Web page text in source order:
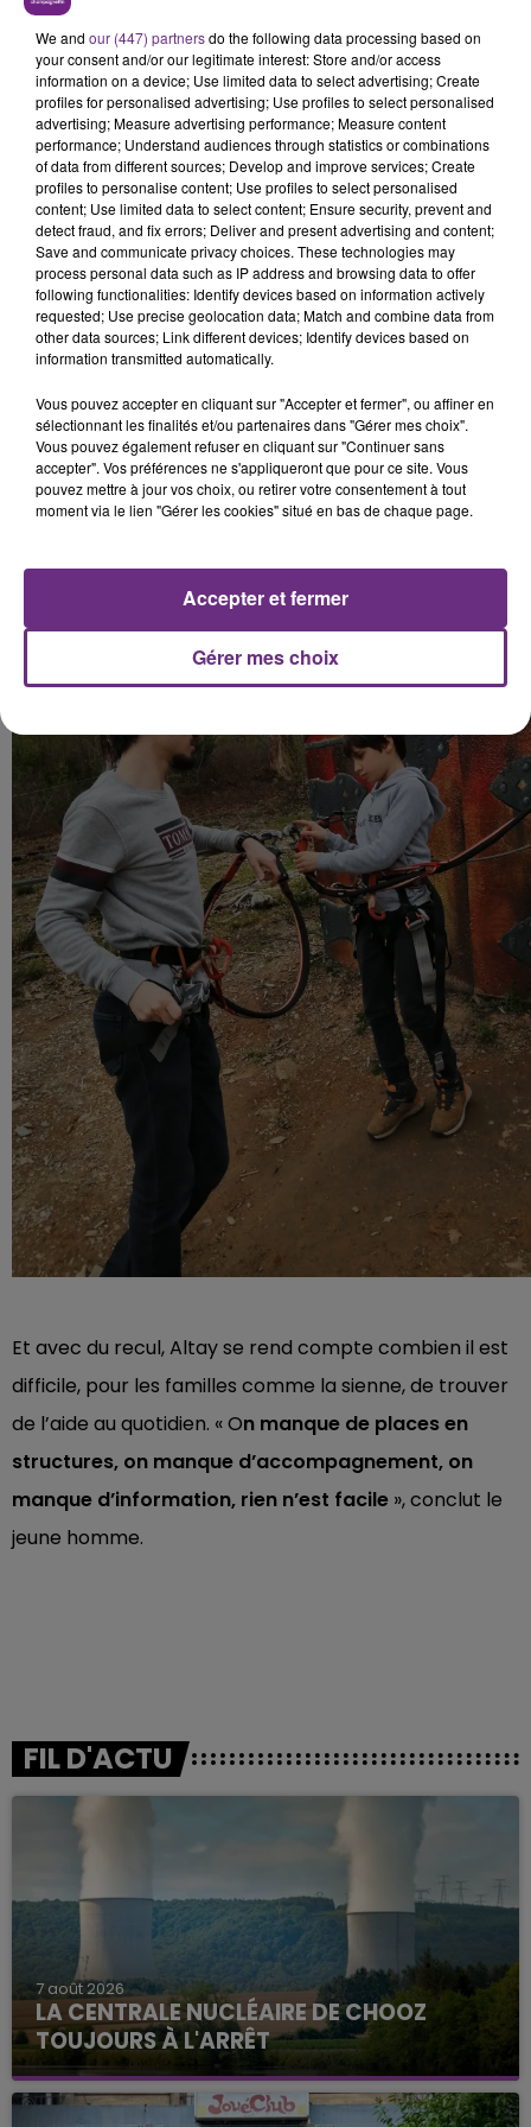
plongeait dans les jeux vidéo, son échappatoire.
C’était un quotidien différent, que je ne percevais
pas forcément comme difficile sur le moment»,
confie-t-il. «Je devais partager ma chambre avec
mon petit frère, c’était accepter de voir mon intimité
s’effriter. Entre le bruit qui empêchait parfois le
sommeil et la surveillance constante nécessaire
pour protéger mes affaires, j’étais souvent sur le
qui-vive.» Maintenant adulte, il comprend que cette
– hypervigilance- constante a pesé plus qu’il ne
Et avec du recul, Altay se rend compte combien il est
difficile, pour les familles comme la sienne, de trouver
de l’aide au quotidien. « On manque de places en
structures, on manque d’accompagnement, on
manque d’information, rien n’est facile », conclut le
jeune homme.
FIL D'ACTU
7 août 2026
LA CENTRALE NUCLÉAIRE DE CHOOZ
TOUJOURS À L'ARRÊT
Cela fait déjà une semaine que la centrale
nucléaire ardennaise est à l'arrêt. Une situation
We and our (447) partnersdo the following data processing based on
your consent and/or our legitimate interest: Store and/or access
information on a device; Use limited data to select advertising; Create
profiles for personalised advertising; Use profiles to select personalised
advertising; Measure advertising performance; Measure content
performance; Understand audiences through statistics or combinations
of data from different sources; Develop and improve services; Create
profiles to personalise content; Use profiles to select personalised
content; Use limited data to select content; Ensure security, prevent and
detect fraud, and fix errors; Deliver and present advertising and content;
Save and communicate privacy choices. These technologies may
process personal data such as IP address and browsing data to offer
following functionalities: Identify devices based on information actively
requested; Use precise geolocation data; Match and combine data from
other data sources; Link different devices; Identify devices based on
information transmitted automatically.
Vous pouvez accepter en cliquant sur "Accepter et fermer", ou affiner en
sélectionnant les finalités et/ou partenaires dans "Gérer mes choix".
Vous pouvez également refuser en cliquant sur "Continuer sans
accepter". Vos préférences ne s'appliqueront que pour ce site. Vous
pouvez mettre à jour vos choix, ou retirer votre consentement à tout
moment via le lien "Gérer les cookies" situé en bas de chaque page.
Gérer mes choix
Accepter et fermer